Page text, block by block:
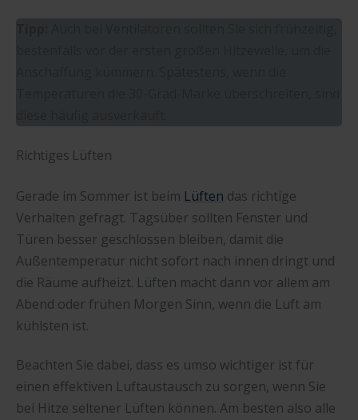
Richtiges Lüften
Gerade im Sommer ist beim Lüften das richtige
Verhalten gefragt. Tagsüber sollten Fenster und
Türen besser geschlossen bleiben, damit die
Außentemperatur nicht sofort nach innen dringt und
die Räume aufheizt. Lüften macht dann vor allem am
Abend oder frühen Morgen Sinn, wenn die Luft am
kühlsten ist.
Beachten Sie dabei, dass es umso wichtiger ist für
einen effektiven Luftaustausch zu sorgen, wenn Sie
bei Hitze seltener Lüften können. Am besten also alle